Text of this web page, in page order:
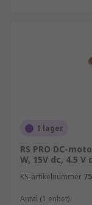
I lager
RS PRO DC-
W, 15V dc, 4.5 V
RS-artikelnummer
Antal (1 enhet)